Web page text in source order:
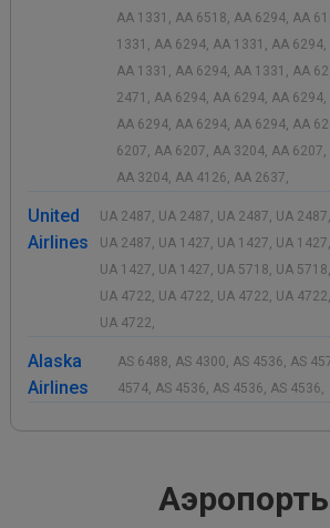
AA 1331, AA 6518, AA 6294, AA
1331, AA 6294, AA 1331, AA 6294,
AA 1331, AA 6294, AA 1331, AA
2471, AA 6294, AA 6294, AA 6294,
AA 6294, AA 6294, AA 6294, AA
6207, AA 6207, AA 3204, AA 6207,
AA 3204, AA 4126, AA 2637,
United
Airlines
UA 2487, UA 2487, UA 2487, UA
UA 2487, UA 1427, UA 1427, UA
UA 1427, UA 1427, UA 5718, UA
UA 4722, UA 4722, UA 4722, UA
UA 4722,
Alaska
Airlines
AS 6488, AS 4300, AS 4536, AS
4574, AS 4536, AS 4536, AS 4536,